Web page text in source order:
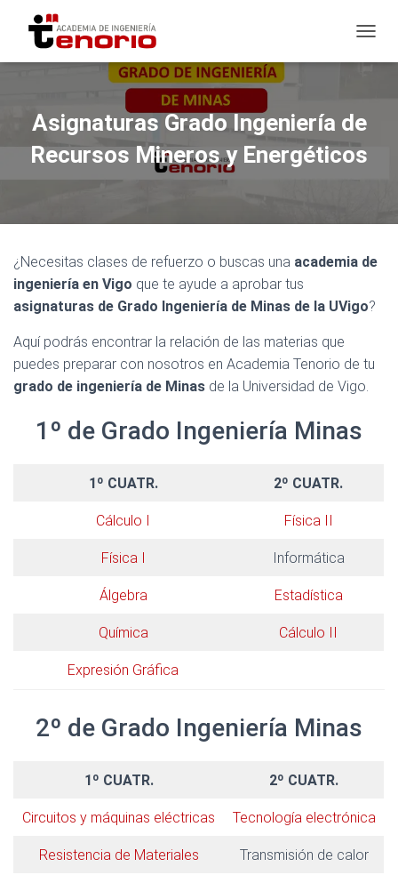
Asignaturas Grado Ingeniería de
Recursos Mineros y Energéticos
¿Necesitas clases de refuerzo o buscas una academia de
ingeniería en Vigo que te ayude a aprobar tus
asignaturas de Grado Ingeniería de Minas de la UVigo?
Aquí podrás encontrar la relación de las materias que
puedes preparar con nosotros en Academia Tenorio de tu
grado de ingeniería de Minas de la Universidad de Vigo.
1º de Grado Ingeniería Minas
1º CUATR. 2º CUATR.
Cálculo I Física II
Física I Informática
Álgebra Estadística
Química Cálculo II
Expresión Gráfica
2º de Grado Ingeniería Minas
1º CUATR. 2º CUATR.
Circuitos y máquinas eléctricas Tecnología electrónica
Resistencia de Materiales Transmisión de calor